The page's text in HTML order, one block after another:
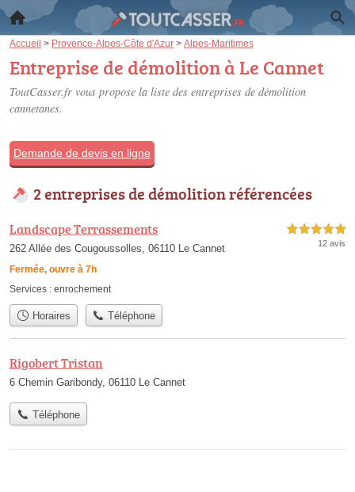
Accueil > Provence-Alpes-Côte d'Azur > Alpes-Maritimes
Entreprise de démolition à Le Cannet
ToutCasser.fr vous propose la liste des entreprises de démolition
cannetanes.
Demande de devis en ligne
2 entreprises de démolition référencées
Landscape Terrassements
262 Allée des Cougoussolles, 06110 Le Cannet
Fermée, ouvre à 7h
5,0 étoiles sur 5
12 avis
Services : enrochement
Horaires Téléphone
Rigobert Tristan
6 Chemin Garibondy, 06110 Le Cannet
Téléphone